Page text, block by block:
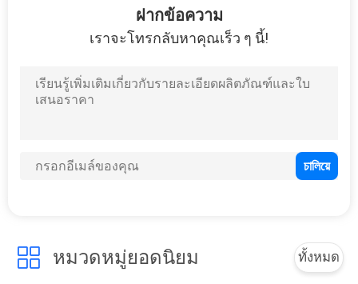
ยาแนวปั๊มฝากข้อความ
เราจะโทรกลับหาคุณเร็ว ๆ นี้!
หมวดหมู่ยอดนิยม ทั้งหมด